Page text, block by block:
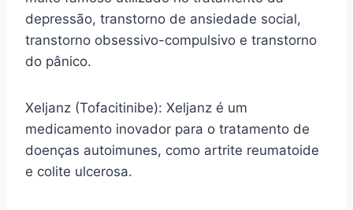
depressão, transtorno de ansiedade social,
transtorno obsessivo-compulsivo e transtorno
do pânico.
Xeljanz (Tofacitinibe): Xeljanz é um
medicamento inovador para o tratamento de
doenças autoimunes, como artrite reumatoide
e colite ulcerosa.